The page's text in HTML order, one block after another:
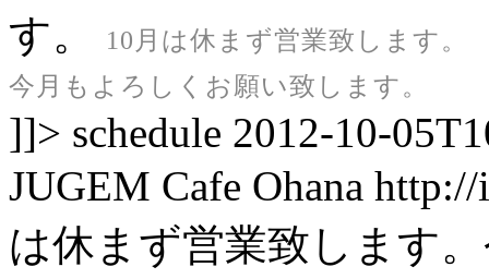
す。
10月は休まず営業致します。
今月もよろしくお願い致します。
]]> schedule 2012-10-
JUGEM Cafe Ohana http://
は休まず営業致します